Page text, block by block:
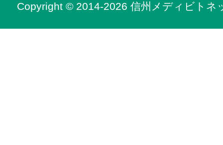
Copyright © 2014-2026 信州メディビトネ